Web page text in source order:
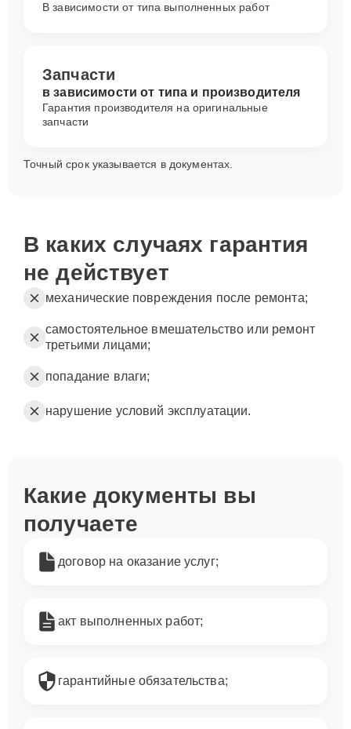
В зависимости от типа выполненных работ
Запчасти
в зависимости от типа и производителя
Гарантия производителя на оригинальные
запчасти
Точный срок указывается в документах.
В каких случаях гарантия
не действует
механические повреждения после ремонта;
самостоятельное вмешательство или ремонт
третьими лицами;
попадание влаги;
нарушение условий эксплуатации.
Какие документы вы
получаете
договор на оказание услуг;
акт выполненных работ;
гарантийные обязательства;